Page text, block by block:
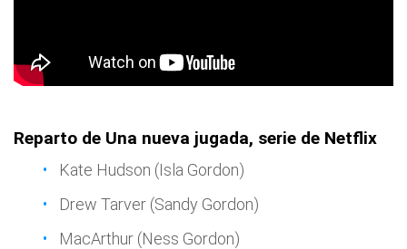
Reparto de Una nueva jugada, serie de Netflix
Kate Hudson (Isla Gordon)
Drew Tarver (Sandy Gordon)
MacArthur (Ness Gordon)